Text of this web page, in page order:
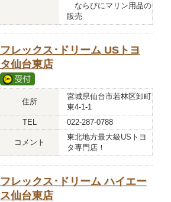
ならびにマリン用品の
販売
フレックス･ドリーム USトヨ
タ仙台東店
住所
宮城県仙台市若林区卸町
東4-1-1
TEL
022-287-0788
コメント
東北地方最大級USトヨ
タ専門店！
フレックス･ドリーム ハイエー
ス仙台東店